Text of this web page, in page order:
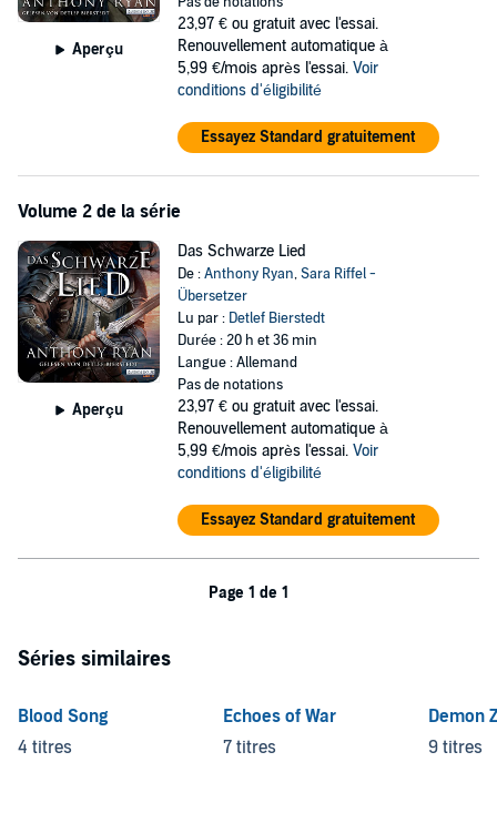
Wolfesist der Auftakt einer neuen epischen Fantasy-Serie von
Anthony Ryan.
©2019 Anthony Ryan (P)2020 Random House Audio
Aperçu
23,97 € ou gratuit avec l'essai.
Renouvellement automatique à
5,99 €/mois après l'essai. Voir
conditions d'éligibilité
Essayez Standard gratuitement
Volume 2 de la série
Aperçu
Das Schwarze Lied
De :Anthony Ryan,Sara Riffel -
Übersetzer
Lu par : Detlef Bierstedt
Durée : 20 h et 36 min
Langue : Allemand
Pas de notations
23,97 € ou gratuit avec l'essai.
Renouvellement automatique à
5,99 €/mois après l'essai. Voir
conditions d'éligibilité
Essayez Standard gratuitement
Page 1 de 1
Séries similaires
Blood Song
4 titres
Echoes of War
7 titres
Demon
9 titres